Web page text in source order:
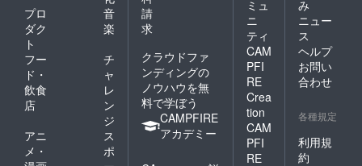
プロ
ダク
ト
音
楽
フー
ド・
飲食
店
チ
ャ
レ
ン
ジ
アニ
メ・
ス
ポ
請
求
クラウドファ
ンディングの
ノウハウを無
料で学ぼう
CAMPFIRE
アカデミー
ミュ
ニ
ティ
CAM
PFI
RE
Crea
tion
CAM
PFI
RE
み
ニュー
ス
ヘルプ
お問い
合わせ
各種規定
利用規
約